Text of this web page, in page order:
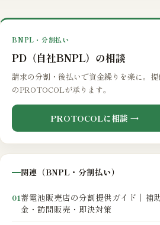
BNPL・分割払い
PD（自社BNPL）の相談
請求の分割・後払いで資金繰りを楽に。提
のPROTOCOLが承ります。
PROTOCOLに相談 →
関連（BNPL・分割払い）
01蓄電池販売店の分割提供ガイド｜補
金・訪問販売・即決対策